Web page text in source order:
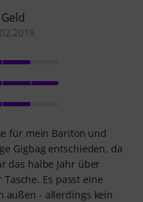
für mein Bariton und
Gigbag entschieden, da
das halbe Jahr über
Es passt eine
außen - allerdings kein